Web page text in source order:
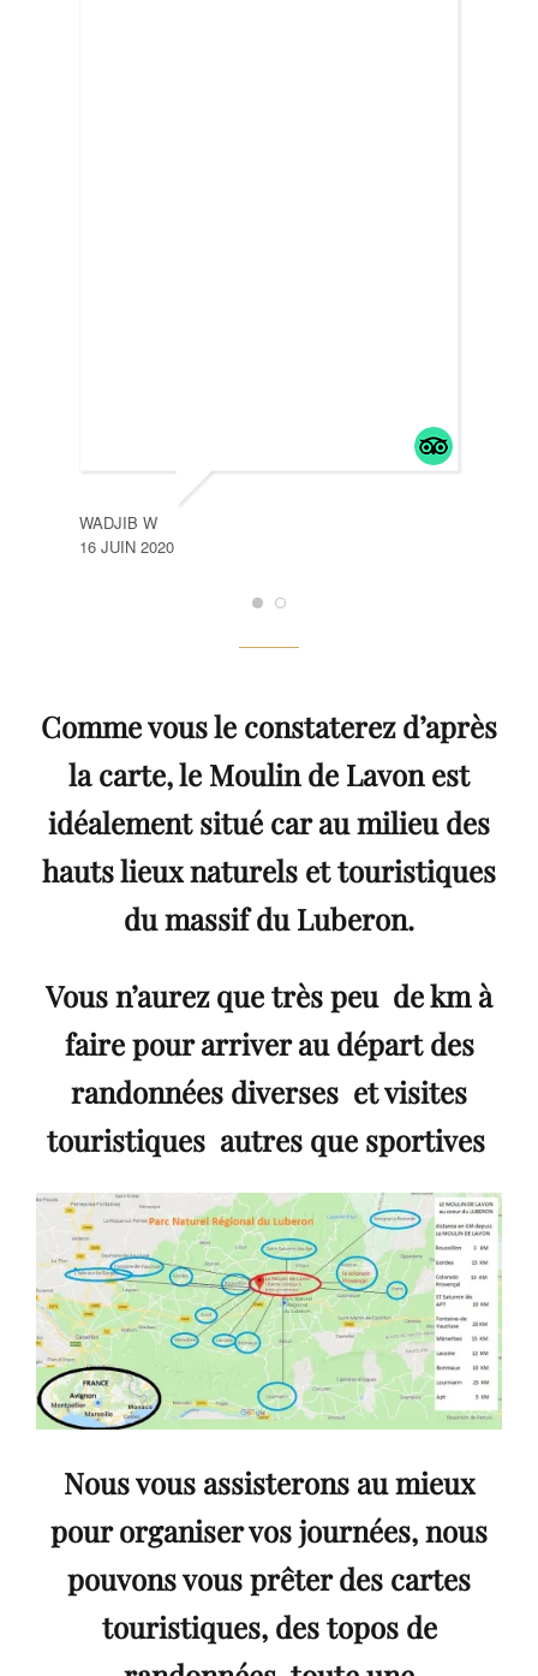
WADJIB W
16 JUIN 2020
Comme vous le constaterez d’après
la carte, le Moulin de Lavon est
idéalement situé car au milieu des
hauts lieux naturels et touristiques
du massif du Luberon.
Vous n’aurez que très peu de km à
faire pour arriver au départ des
randonnées diverses et visites
touristiques autres que sportives
Nous vous assisterons au mieux
pour organiser vos journées, nous
pouvons vous prêter des cartes
touristiques, des topos de